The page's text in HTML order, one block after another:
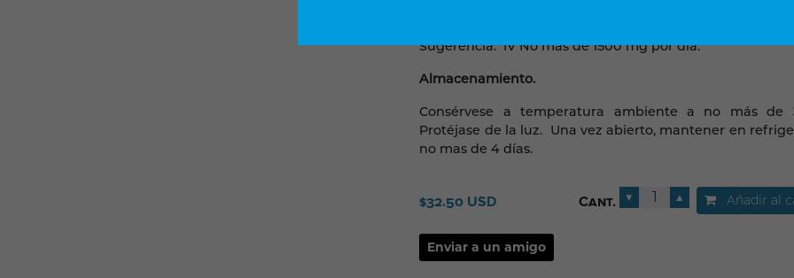
Sugerencia: IV No más de 1500 mg por día.
Almacenamiento.
Consérvese a temperatura ambiente a no más de
Protéjase de la luz. Una vez abierto, mantener en
no mas de 4 días.
$32.50 USD Cant. ▼ ▲ Añadir al